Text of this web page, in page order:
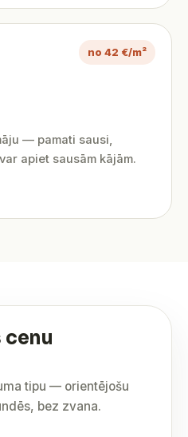
no 42 €/m²
— pamati sausi,
apiet sausām kājām.
cenu
tipu — orientējošu
bez zvana.